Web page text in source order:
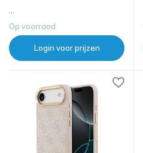
Op voorraad
Login voor prijzen